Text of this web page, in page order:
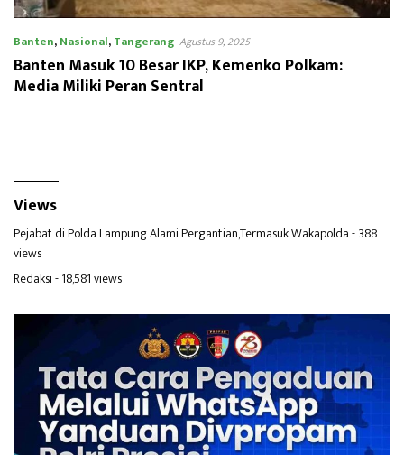
Banten,Nasional,Tangerang Agustus 9, 2025
Banten Masuk 10 Besar IKP, Kemenko Polkam:
Media Miliki Peran Sentral
Views
Pejabat di Polda Lampung Alami Pergantian,Termasuk Wakapolda- 388
views
Redaksi- 18,581 views